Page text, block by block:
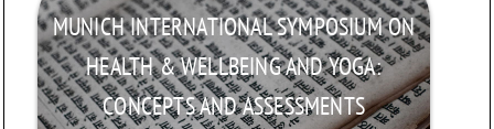
MUNICH INTERNATIONAL SYMPOSIUM ON
HEALTH & WELLBEING AND YOGA:
CONCEPTS AND ASSESSMENTS